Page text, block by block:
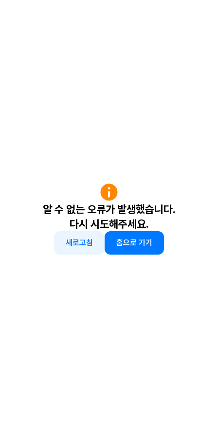
알 수 없는 오류가 발생했습니다.
다시 시도해주세요.
새로고침 홈으로 가기